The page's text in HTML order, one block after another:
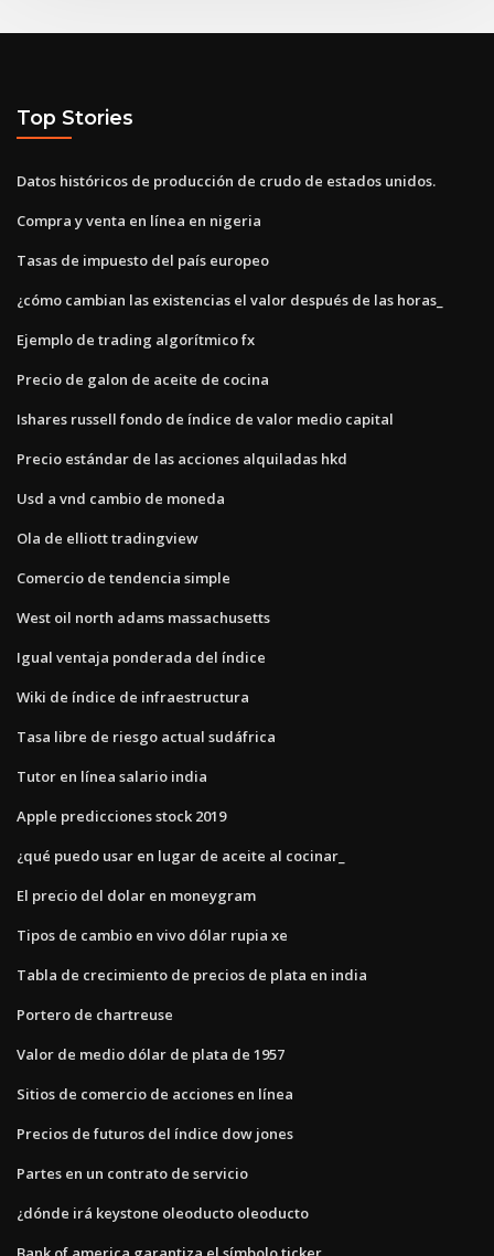
Top Stories
Datos históricos de producción de crudo de estados unidos.
Compra y venta en línea en nigeria
Tasas de impuesto del país europeo
¿cómo cambian las existencias el valor después de las horas_
Ejemplo de trading algorítmico fx
Precio de galon de aceite de cocina
Ishares russell fondo de índice de valor medio capital
Precio estándar de las acciones alquiladas hkd
Usd a vnd cambio de moneda
Ola de elliott tradingview
Comercio de tendencia simple
West oil north adams massachusetts
Igual ventaja ponderada del índice
Wiki de índice de infraestructura
Tasa libre de riesgo actual sudáfrica
Tutor en línea salario india
Apple predicciones stock 2019
¿qué puedo usar en lugar de aceite al cocinar_
El precio del dolar en moneygram
Tipos de cambio en vivo dólar rupia xe
Tabla de crecimiento de precios de plata en india
Portero de chartreuse
Valor de medio dólar de plata de 1957
Sitios de comercio de acciones en línea
Precios de futuros del índice dow jones
Partes en un contrato de servicio
¿dónde irá keystone oleoducto oleoducto